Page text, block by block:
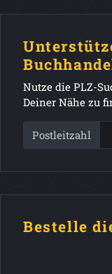
Nutze die PLZ-
Deiner Nähe zu
Postleitzahl
Bestelle